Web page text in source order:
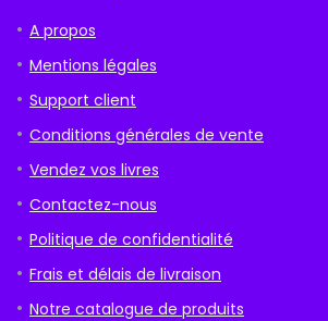
A propos
Mentions légales
Support client
Conditions générales de vente
Vendez vos livres
Contactez-nous
Politique de confidentialité
Frais et délais de livraison
Notre catalogue de produits